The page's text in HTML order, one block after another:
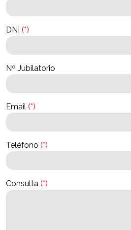
DNI (*)
Nº Jubilatorio
Email (*)
Teléfono (*)
Consulta (*)